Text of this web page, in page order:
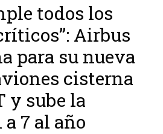
todos los
Airbus
para su nueva
cisterna
y sube la
7 al año